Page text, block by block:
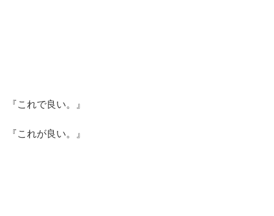
『これで良い。』
『これが良い。』